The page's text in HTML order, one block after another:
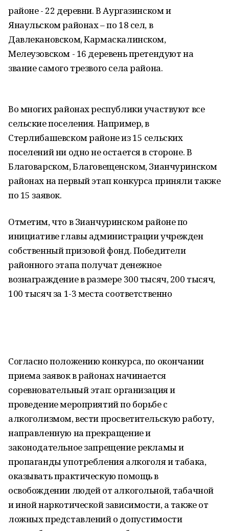
районе - 22 деревни. В Аургазинском и
Янаульском районах – по 18 сел, в
Давлекановском, Кармаскалинском,
Мелеузовском - 16 деревень претендуют на
звание самого трезвого села района.
Во многих районах республики участвуют все
сельские поселения. Например, в
Стерлибашевском районе из 15 сельских
поселений ни одно не остается в стороне. В
Благоварском, Благовещенском, Зианчуринском
районах на первый этап конкурса приняли также
по 15 заявок.
Отметим, что в Зианчуринском районе по
инициативе главы администрации учрежден
собственный призовой фонд. Победители
районного этапа получат денежное
вознаграждение в размере 300 тысяч, 200 тысяч,
100 тысяч за 1-3 места соответственно
Согласно положению конкурса, по окончании
приема заявок в районах начинается
соревновательный этап: организация и
проведение мероприятий по борьбе с
алкоголизмом, вести просветительскую работу,
направленную на прекращение и
законодательное запрещение рекламы и
пропаганды употребления алкоголя и табака,
оказывать практическую помощь в
освобождении людей от алкогольной, табачной
и иной наркотической зависимости, а также от
ложных представлений о допустимости